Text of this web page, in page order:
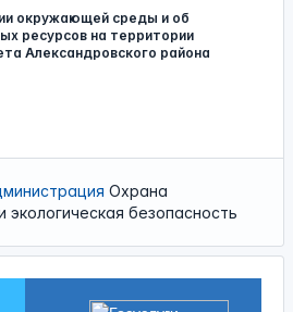
окружающей среды и об
ресурсов на территории
Александровского района
Охрана
безопасность